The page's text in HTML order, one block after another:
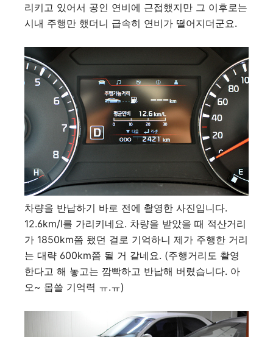
리키고 있어서 공인 연비에 근접했지만 그 이후로는
시내 주행만 했더니 급속히 연비가 떨어지더군요.
차량을 반납하기 바로 전에 촬영한 사진입니다.
12.6km/l를 가리키네요. 차량을 받았을 때 적산거리
가 1850km쯤 됐던 걸로 기억하니 제가 주행한 거리
는 대략 600km쯤 될 거 같네요. (주행거리도 촬영
한다고 해 놓고는 깜빡하고 반납해 버렸습니다. 아
오~ 몹쓸 기억력 ㅠ.ㅠ)